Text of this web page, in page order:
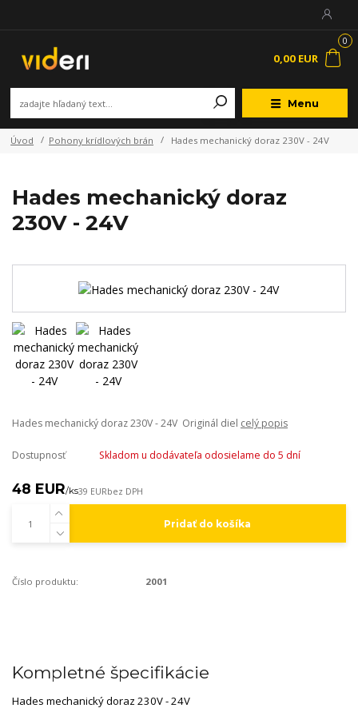
Menu
0
0,00 EUR
Úvod Pohony krídlových brán Hades mechanický doraz 230V - 24V
Hades mechanický doraz
230V - 24V
Hades mechanický doraz 230V - 24V Originál diel celý popis
Dostupnosť Skladom u dodávateľa odosielame do 5 dní
48 EUR/ks39 EURbez DPH
Pridať do košíka
Číslo produktu: 2001
Kompletné špecifikácie
Hades mechanický doraz 230V - 24V